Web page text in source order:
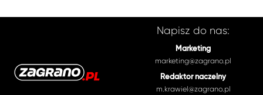
Napisz do nas:
Marketing
marketing@zagrano.pl
Redaktor naczelny
m.krawiel@zagrano.pl